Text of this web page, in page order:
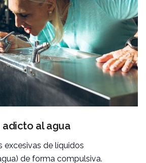
al agua
excesivas de líquidos
de forma compulsiva.